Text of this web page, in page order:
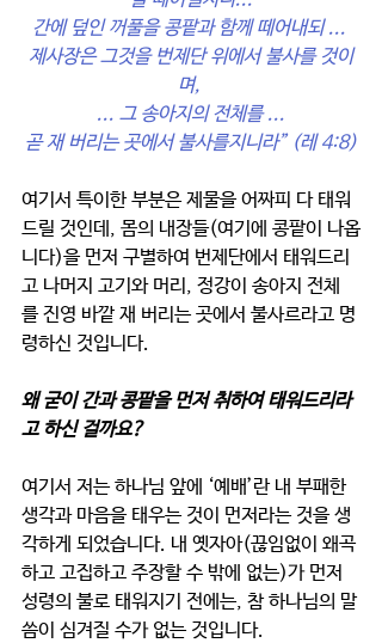
간에 덮인 꺼풀을 콩팥과 함께 떼어내되 ...
제사장은 그것을 번제단 위에서 불사를 것이
며,
... 그 송아지의 전체를 ...
곧 재 버리는 곳에서 불사를지니라” (레 4:8)
여기서 특이한 부분은 제물을 어짜피 다 태워
드릴 것인데, 몸의 내장들(여기에 콩팥이 나옵
니다)을 먼저 구별하여 번제단에서 태워드리
고 나머지 고기와 머리, 정강이 송아지 전체
를 진영 바깥 재 버리는 곳에서 불사르라고 명
령하신 것입니다.
왜 굳이 간과 콩팥을 먼저 취하여 태워드리라
고 하신 걸까요?
여기서 저는 하나님 앞에 ‘예배’란 내 부패한
생각과 마음을 태우는 것이 먼저라는 것을 생
각하게 되었습니다. 내 옛자아(끊임없이 왜곡
하고 고집하고 주장할 수 밖에 없는)가 먼저
성령의 불로 태워지기 전에는, 참 하나님의 말
씀이 심겨질 수가 없는 것입니다.